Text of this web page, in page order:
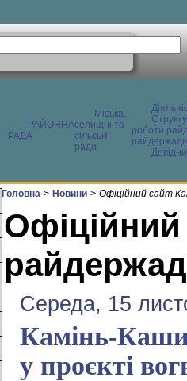
РАЙОННА
РАДА
Міська,
селищні та
сільські
ради
роботи
Головна > Новини > Офіційний сайт
Середа, 15
Камінь-
у проєкті